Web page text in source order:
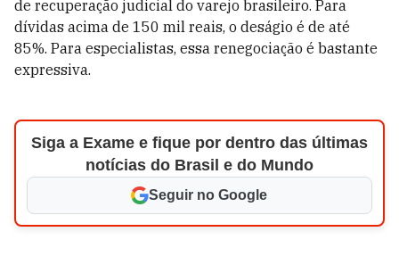
de recuperação judicial do varejo brasileiro. Para
dívidas acima de 150 mil reais, o deságio é de até
85%. Para especialistas, essa renegociação é bastante
expressiva.
Siga a Exame e fique por dentro das últimas
notícias do Brasil e do Mundo
Seguir no Google